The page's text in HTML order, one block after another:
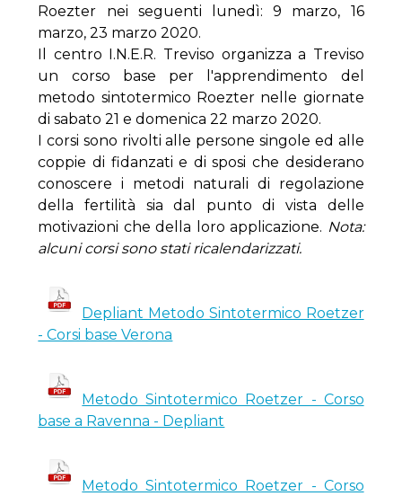
Roezter nei seguenti lunedì: 9 marzo, 16
marzo, 23 marzo 2020.
Il centro I.N.E.R. Treviso organizza a Treviso
un corso base per l'apprendimento del
metodo sintotermico Roezter nelle giornate
di sabato 21 e domenica 22 marzo 2020.
I corsi sono rivolti alle persone singole ed alle
coppie di fidanzati e di sposi che desiderano
conoscere i metodi naturali di regolazione
della fertilità sia dal punto di vista delle
motivazioni che della loro applicazione. Nota:
alcuni corsi sono stati ricalendarizzati.
Depliant Metodo Sintotermico Roetzer
- Corsi base Verona
Metodo Sintotermico Roetzer - Corso
base a Ravenna - Depliant
Metodo Sintotermico Roetzer - Corso